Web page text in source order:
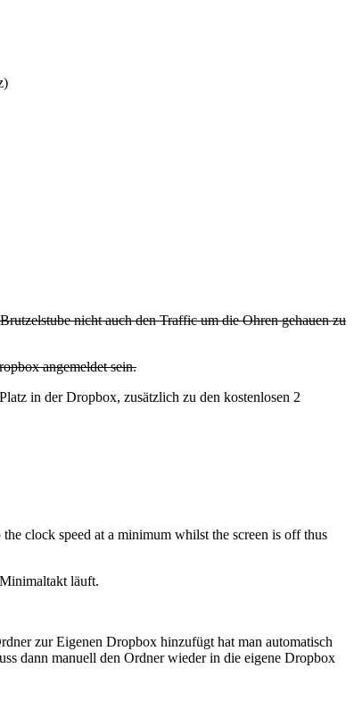
nicht auch den Traffic um die Ohren gehauen zu
angemeldet sein.
in der Dropbox, zusätzlich zu den kostenlosen 2
clock speed at a minimum whilst the screen is off thus
läuft.
zur Eigenen Dropbox hinzufügt hat man automatisch
dann manuell den Ordner wieder in die eigene Dropbox